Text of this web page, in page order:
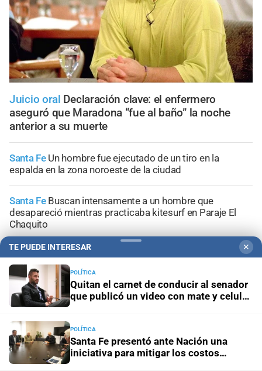
Juicio oral Declaración clave: el enfermero
aseguró que Maradona “fue al baño” la noche
anterior a su muerte
Santa Fe Un hombre fue ejecutado de un tiro en la
espalda en la zona noroeste de la ciudad
Santa Fe Buscan intensamente a un hombre que
desapareció mientras practicaba kitesurf en Paraje El
Chaquito
Santa FeSecuestraron dos precarias “tumberas” en
distintos operativos
Investigación en curso "No hubo violencia, tuve un brote":
Candela Arizaga amplió su declaración y desligó a
Facundo Moyano
TE PUEDE INTERESAR ✕
POLÍTICA
Quitan el carnet de conducir al senador
que publicó un video con mate y celular
POLÍTICA
Santa Fe presentó ante Nación una
iniciativa para mitigar los costos